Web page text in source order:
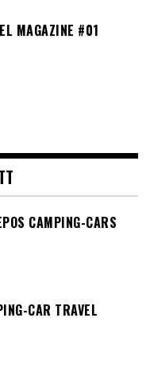
MAGAZINE #01
CAMPING-CARS
CAR TRAVEL